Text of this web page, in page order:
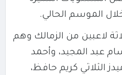
الموسم الحالي.
لاعبين من الزمالك وهم
عبد المجيد، وأحمد
الثلاثي كريم حافظ،